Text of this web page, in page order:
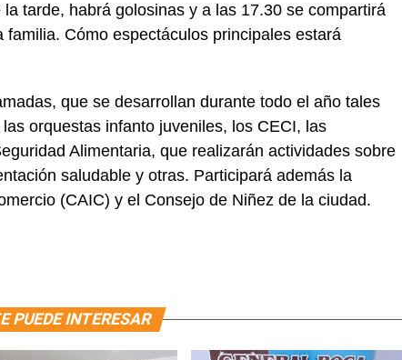
tarde, habrá golosinas y a las 17.30 se compartirá
Cómo espectáculos principales estará
que se desarrollan durante todo el año tales
orquestas infanto juveniles, los CECI, las
Alimentaria, que realizarán actividades sobre
saludable y otras. Participará además la
(CAIC) y el Consejo de Niñez de la ciudad.
PUEDE INTERESAR